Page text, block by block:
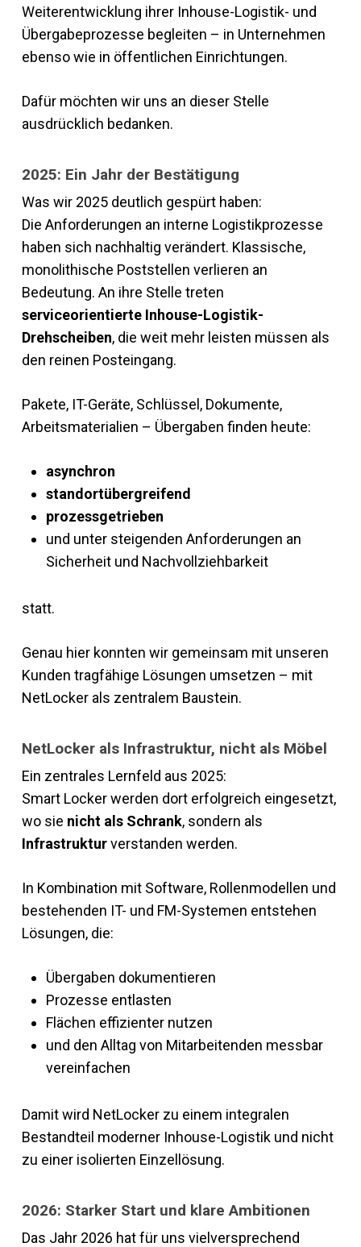
Weiterentwicklung ihrer Inhouse-Logistik- und
Übergabeprozesse begleiten – in Unternehmen
ebenso wie in öffentlichen Einrichtungen.
Dafür möchten wir uns an dieser Stelle
ausdrücklich bedanken.
2025: Ein Jahr der Bestätigung
Was wir 2025 deutlich gespürt haben:
Die Anforderungen an interne Logistikprozesse
haben sich nachhaltig verändert. Klassische,
monolithische Poststellen verlieren an
Bedeutung. An ihre Stelle treten
serviceorientierte Inhouse-Logistik-
Drehscheiben, die weit mehr leisten müssen als
den reinen Posteingang.
Pakete, IT-Geräte, Schlüssel, Dokumente,
Arbeitsmaterialien – Übergaben finden heute:
asynchron
standortübergreifend
prozessgetrieben
und unter steigenden Anforderungen an
Sicherheit und Nachvollziehbarkeit
statt.
Genau hier konnten wir gemeinsam mit unseren
Kunden tragfähige Lösungen umsetzen – mit
NetLocker als zentralem Baustein.
NetLocker als Infrastruktur, nicht als Möbel
Ein zentrales Lernfeld aus 2025:
Smart Locker werden dort erfolgreich eingesetzt,
wo sie nicht als Schrank, sondern als
Infrastrukturverstanden werden.
In Kombination mit Software, Rollenmodellen und
bestehenden IT- und FM-Systemen entstehen
Lösungen, die:
Übergaben dokumentieren
Prozesse entlasten
Flächen effizienter nutzen
und den Alltag von Mitarbeitenden messbar
vereinfachen
Damit wird NetLocker zu einem integralen
Bestandteil moderner Inhouse-Logistik und nicht
zu einer isolierten Einzellösung.
2026: Starker Start und klare Ambitionen
Das Jahr 2026 hat für uns vielversprechend